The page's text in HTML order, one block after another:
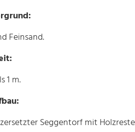
Feinsand.
1 m.
Seggentorf mit